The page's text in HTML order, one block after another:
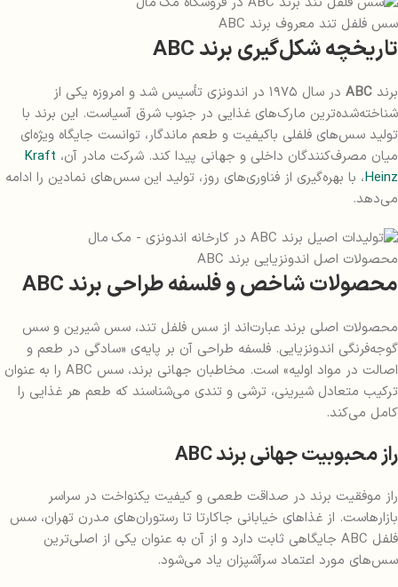
سس فلفل تند معروف برند ABC
تاریخچه شکل‌گیری برند ABC
برند ABC
در سال ۱۹۷۵ در اندونزی تأسیس شد و امروزه یکی از
شناخته‌شده‌ترین مارک‌های غذایی در جنوب شرق آسیاست. این برند با
تولید سس‌های فلفلی باکیفیت و طعم ماندگار، توانست جایگاه ویژه‌ای
میان مصرف‌کنندگان داخلی و جهانی پیدا کند. شرکت مادر آن، Kraft
Heinz، با بهره‌گیری از فناوری‌های روز، تولید این سس‌های نمادین را ادامه
می‌دهد.
محصولات اصل اندونزیایی برند ABC
محصولات شاخص و فلسفه طراحی برند ABC
محصولات اصلی برند عبارت‌اند از سس فلفل تند، سس شیرین و سس
گوجه‌فرنگی اندونزیایی. فلسفه طراحی آن بر پایه‌ی «سادگی در طعم و
اصالت در مواد اولیه» است. مخاطبان جهانی برند، سس ABC را به عنوان
ترکیب متعادل شیرینی، ترشی و تندی می‌شناسند که طعم هر غذایی را
کامل می‌کند.
راز محبوبیت جهانی برند ABC
راز موفقیت برند در صداقت طعمی و کیفیت یکنواخت در سراسر
بازارهاست. از غذاهای خیابانی جاکارتا تا رستوران‌های مدرن تهران، سس
فلفل ABC جایگاهی ثابت دارد و از آن به عنوان یکی از اصلی‌ترین
سس‌های مورد اعتماد سرآشپزان یاد می‌شود.